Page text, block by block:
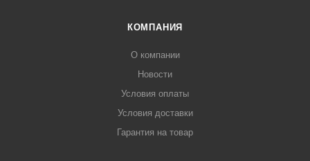
КОМПАНИЯ
О компании
Новости
Условия оплаты
Условия доставки
Гарантия на товар